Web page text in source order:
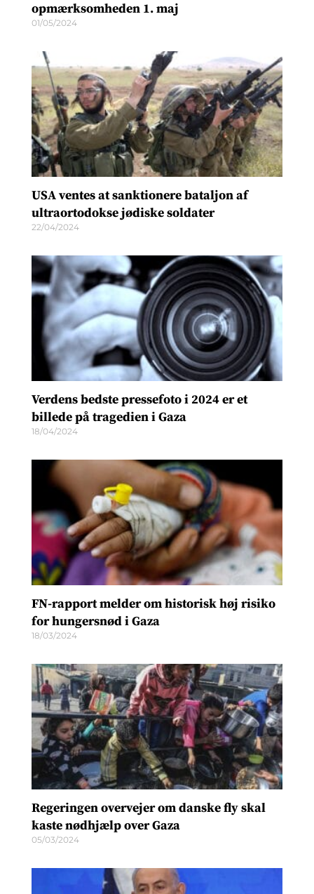
opmærksomheden 1. maj
01/05/2024
USA ventes at sanktionere bataljon af
ultraortodokse jødiske soldater
22/04/2024
Verdens bedste pressefoto i 2024 er et
billede på tragedien i Gaza
18/04/2024
FN-rapport melder om historisk høj risiko
for hungersnød i Gaza
18/03/2024
Regeringen overvejer om danske fly skal
kaste nødhjælp over Gaza
05/03/2024